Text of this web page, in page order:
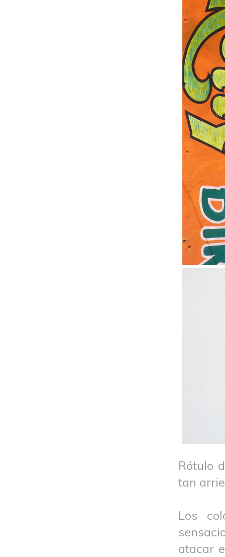
Rótulo
tan
Los
atacar